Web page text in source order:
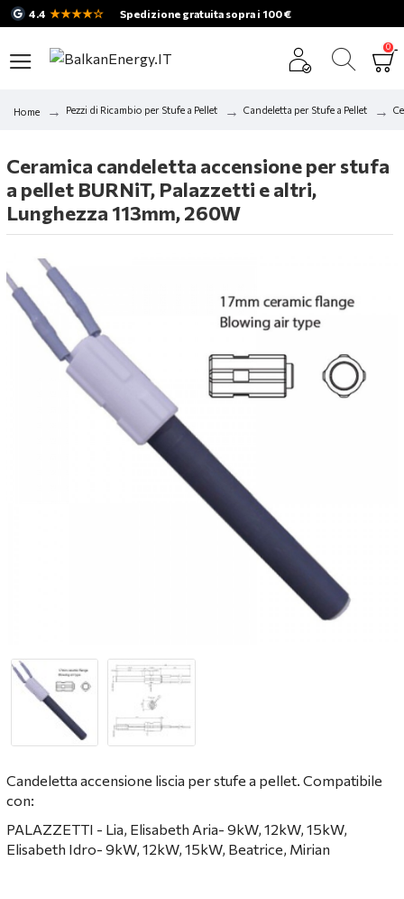
4.4 ★★★★☆ Spedizione gratuita sopra i 100 €
0
Home Pezzi di Ricambio per Stufe a Pellet Candeletta per Stufe a Pellet
Ceramica candeletta accensione per stufa
a pellet BURNiT, Palazzetti e altri,
Lunghezza 113mm, 260W
Candeletta accensione liscia per stufe a pellet. Compatibile
con:
PALAZZETTI - Lia, Elisabeth Aria- 9kW, 12kW, 15kW,
Elisabeth Idro- 9kW, 12kW, 15kW, Beatrice, Mirian